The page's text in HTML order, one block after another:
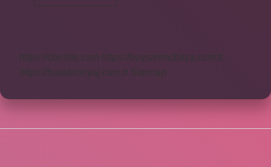
Nerede
https://obirsite.com
https://beysanmobilya.com.tr
https://bastdebriyaj.com.tr Sitemap